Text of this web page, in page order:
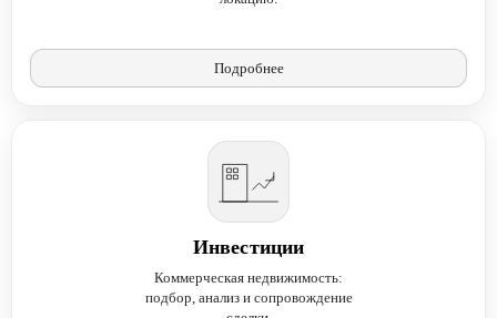
Подробнее
Инвестиции
Коммерческая недвижимость:
подбор, анализ и сопровождение